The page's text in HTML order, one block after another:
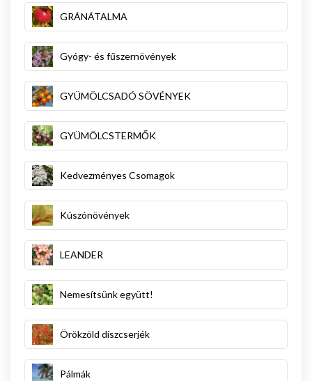
GRÁNÁTALMA
Gyógy- és fűszernövények
GYÜMÖLCSADÓ SÖVÉNYEK
GYÜMÖLCSTERMŐK
Kedvezményes Csomagok
Kúszónövények
LEANDER
Nemesítsünk együtt!
Örökzöld díszcserjék
Pálmák